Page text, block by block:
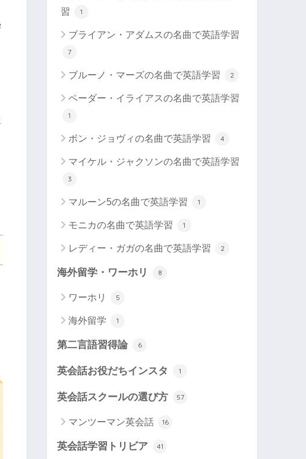
習
1
ブライアン・アダムスの名曲で英語学習
7
ブルーノ・マーズの名曲で英語学習 2
ペーダー・イライアスの名曲で英語学習
1
ボン・ジョヴィの名曲で英語学習 4
マイケル・ジャクソンの名曲で英語学習
3
マルーン5の名曲で英語学習 1
モニカの名曲で英語学習 1
レディー・ガガの名曲で英語学習 2
海外留学・ワーホリ 8
ワーホリ 5
海外留学 1
第二言語習得論 6
英会話お役だちインスタ 1
英会話スクールの選び方 57
マンツーマン英会話 16
英会話学習トリビア 41